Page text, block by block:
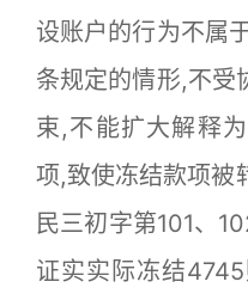
设账户的行为不属
条规定的情形,不受
束,不能扩大解释
项,致使冻结款项被
民三初字第101、
证实实际冻结